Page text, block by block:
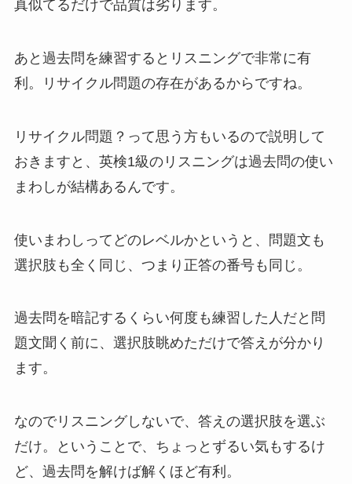
真似てるだけで品質は劣ります。
あと過去問を練習するとリスニングで非常に有
利。リサイクル問題の存在があるからですね。
リサイクル問題？って思う方もいるので説明して
おきますと、英検1級のリスニングは過去問の使い
まわしが結構あるんです。
使いまわしってどのレベルかというと、問題文も
選択肢も全く同じ、つまり正答の番号も同じ。
過去問を暗記するくらい何度も練習した人だと問
題文聞く前に、選択肢眺めただけで答えが分かり
ます。
なのでリスニングしないで、答えの選択肢を選ぶ
だけ。ということで、ちょっとずるい気もするけ
ど、過去問を解けば解くほど有利。